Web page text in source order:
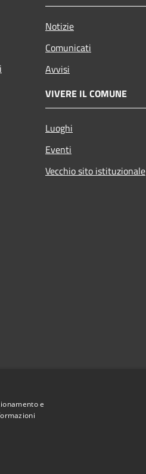
Notizie
Comunicati
Avvisi
VIVERE IL COMUNE
Luoghi
Eventi
Vecchio sito istituzionale
e